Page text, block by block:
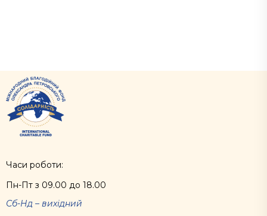
Часи роботи:
Пн-Пт з 09.00 до 18.00
Сб-Нд – вихідний